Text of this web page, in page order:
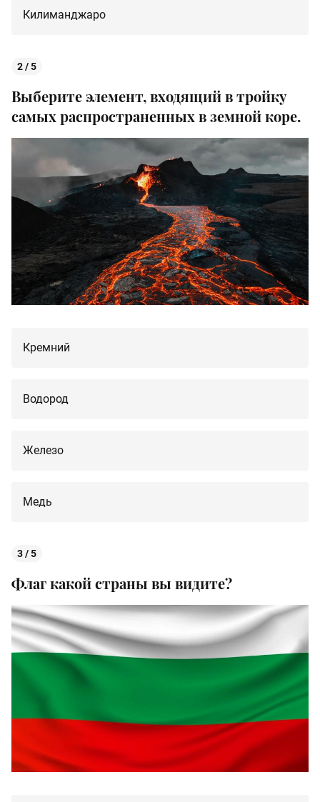
Килиманджаро
2 / 5
Выберите элемент, входящий в тройку
самых распространенных в земной коре.
Кремний
Водород
Железо
Медь
3 / 5
Флаг какой страны вы видите?